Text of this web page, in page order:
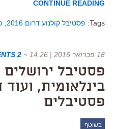
CONTINUE READING
Tags: פסטיבל קולנוע דרום 2016
18 פברואר 2016 | 14:26 ~
2 COMMENTS
פסטיבל
בינלאומית,
פסטיבלים
בשוטף